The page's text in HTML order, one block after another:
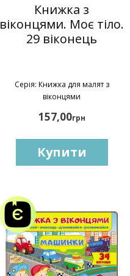
Книжка з
віконцями. Моє тіло.
29 віконець
Серія: Книжка для малят з
віконцями
157,00грн
Купити